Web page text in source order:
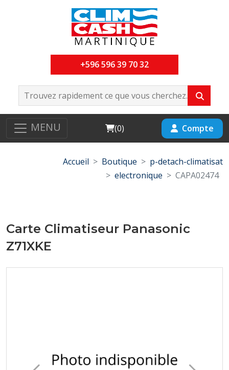
+596 596 39 70 32
MENU Cart
(0) Compte
Accueil Boutique
p-detach-climatisat
electronique
CAPA02474
Carte Climatiseur Panasonic
Z71XKE